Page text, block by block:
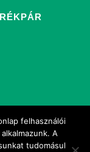
felhasználói
A
tudomásul